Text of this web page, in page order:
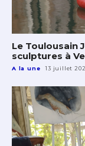
Le Toulousain
sculptures à
A la une 13 juillet